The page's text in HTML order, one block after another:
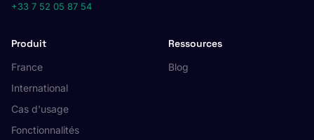
+33 7 52 05 87 54
Produit
France
International
Cas d'usage
Fonctionnalités
Ressources
Blog